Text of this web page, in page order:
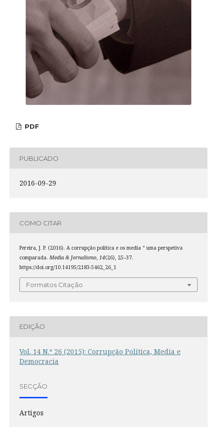
PDF
PUBLICADO
2016-09-29
COMO CITAR
Pereira, J. P. (2016). A corrupção política e os media “ uma perspetiva
comparada. Media & Jornalismo, 14(26), 25–37.
https://doi.org/10.14195/2183-5462_26_1
Formatos Citação
EDIÇÃO
Vol. 14 N.º 26 (2015): Corrupção Política, Media e
Democracia
SECÇÃO
Artigos